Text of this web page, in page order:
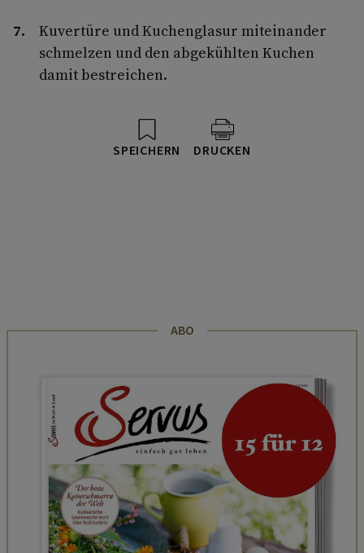
Kuvertüre und Kuchenglasur miteinander
schmelzen und den abgekühlten Kuchen
damit bestreichen.
SPEICHERN DRUCKEN
ABO